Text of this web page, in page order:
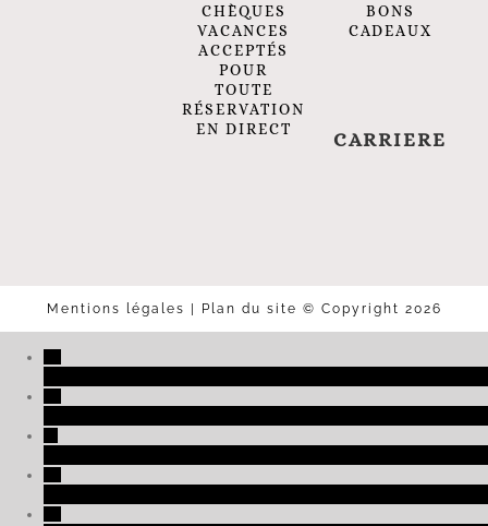
CHÈQUES
VACANCES
ACCEPTÉS
POUR
TOUTE
RÉSERVATION
EN DIRECT
BONS
CADEAUX
CARRIERE
Mentions légales Plan du site © Copyright 2026